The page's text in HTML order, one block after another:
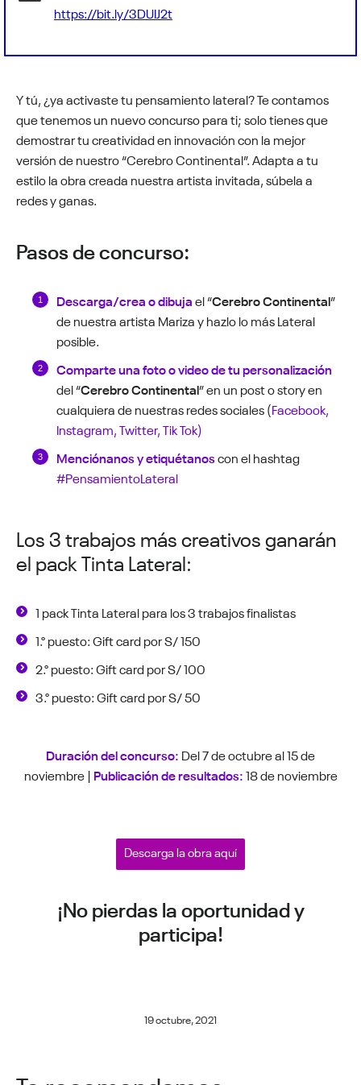
https://bit.ly/3DUIJ2t
Y tú, ¿ya activaste tu pensamiento lateral? Te contamos
que tenemos un nuevo concurso para ti; solo tienes que
demostrar tu creatividad en innovación con la mejor
versión de nuestro “Cerebro Continental”. Adapta a tu
estilo la obra creada nuestra artista invitada, súbela a
redes y ganas.
Pasos de concurso:
Descarga/crea o dibujael “Cerebro Continental”
de nuestra artista Mariza y hazlo lo más Lateral
posible.
Comparte una foto o video de tu personalización
del “Cerebro Continental” en un post o story en
cualquiera de nuestras redes sociales (Facebook,
Instagram, Twitter, Tik Tok)
Menciónanos y etiquétanoscon el hashtag
#PensamientoLateral
Los 3 trabajos más creativos ganarán
el pack Tinta Lateral:
1 pack Tinta Lateral para los 3 trabajos finalistas
1.° puesto: Gift card por S/ 150
2.° puesto: Gift card por S/ 100
3.° puesto: Gift card por S/ 50
Duración del concurso: Del 7 de octubre al 15 de
noviembre | Publicación de resultados:18 de noviembre
Descarga la obra aquí
¡No pierdas la oportunidad y
participa!
19 octubre, 2021